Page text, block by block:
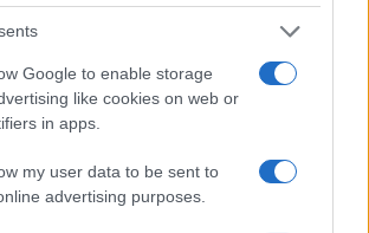
Google to enable storage
like cookies on web or
in apps.
my user data to be sent to
advertising purposes.